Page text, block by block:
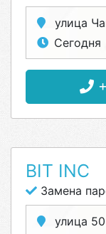
улица
Сегодня
BIT INC
Замена
улица